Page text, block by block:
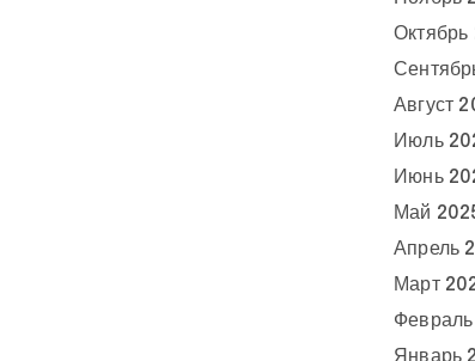
Октябрь
Август
Июль
Июнь
Май
Апрель
Март
Январь